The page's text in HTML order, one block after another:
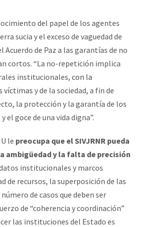
del papel de los agentes
sucia y el exceso de vaguedad de
Acuerdo de Paz a las garantías de no
cortos. “La no-repetición implica
institucionales, con la
víctimas y de la sociedad, a fin de
la protección y la garantía de los
el goce de una vida digna”.
le preocupa que el SIVJRNR pueda
ambigüedad y la falta de precisión
institucionales y marcos
de recursos, la superposición de las
de casos que deben ser
de “coherencia y coordinación”
las instituciones del Estado es